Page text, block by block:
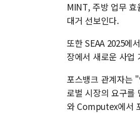
MINT, 주방 업무 효
대거 선보인다.
또한 SEAA 2025에
장에서 새로운 사업
포스뱅크 관계자는
로벌 시장의 요구를
와 Computex에서